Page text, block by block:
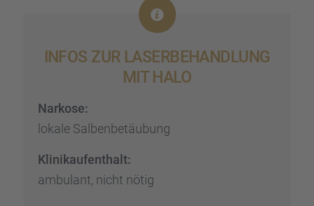
INFOS ZUR LASER­BE­HAND­LUNG
MIT HALO
Narkose:
lokale Salben­be­täu­bung
Klinik­auf­ent­halt:
ambulant, nicht nötig